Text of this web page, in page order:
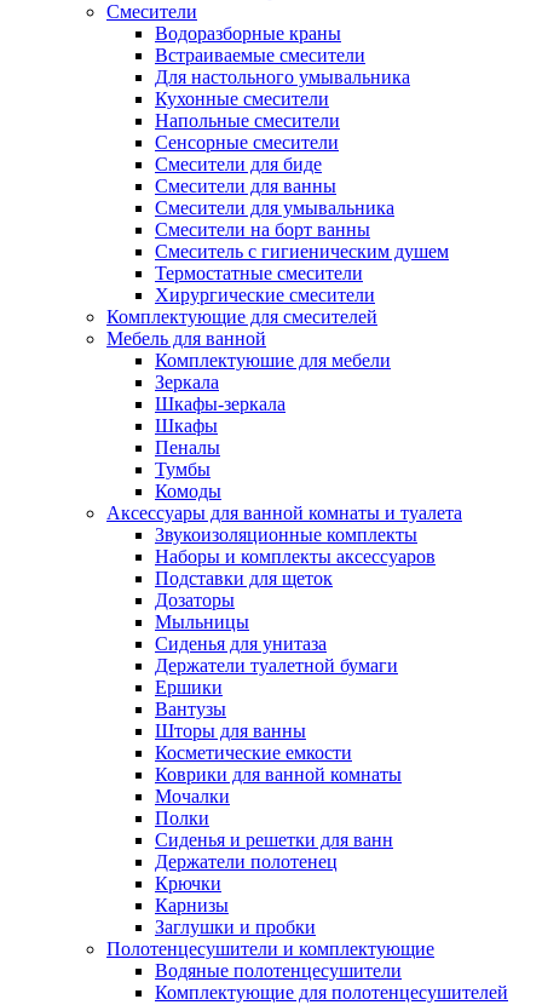
Смесители
Водоразборные краны
Встраиваемые смесители
Для настольного умывальника
Кухонные смесители
Напольные смесители
Сенсорные смесители
Смесители для биде
Смесители для ванны
Смесители для умывальника
Смесители на борт ванны
Смеситель с гигиеническим душем
Термостатные смесители
Хирургические смесители
Комплектующие для смесителей
Мебель для ванной
Комплектуюшие для мебели
Зеркала
Шкафы-зеркала
Шкафы
Пеналы
Тумбы
Комоды
Аксессуары для ванной комнаты и туалета
Звукоизоляционные комплекты
Наборы и комплекты аксессуаров
Подставки для щеток
Дозаторы
Мыльницы
Сиденья для унитаза
Держатели туалетной бумаги
Ершики
Вантузы
Шторы для ванны
Косметические емкости
Коврики для ванной комнаты
Мочалки
Полки
Сиденья и решетки для ванн
Держатели полотенец
Крючки
Карнизы
Заглушки и пробки
Полотенцесушители и комплектующие
Водяные полотенцесушители
Комплектующие для полотенцесушителей